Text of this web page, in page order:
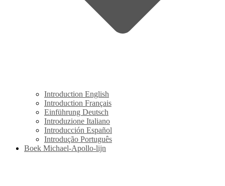
Introduction English
Introduction Français
Einführung Deutsch
Introduzione Italiano
Introducción Español
Introdução Português
Boek Michael-Apollo-lijn